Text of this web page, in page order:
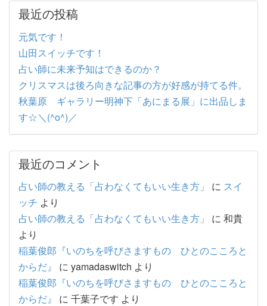
最近の投稿
元気です！
山田スイッチです！
占い師に未来予知はできるのか？
クリスマスは後ろ向きな記事の方が好感が持てる件。
秋葉原 ギャラリー明神下「あにまる展」に出品しま
す☆＼(^o^)／
最近のコメント
占い師の教える「占わなくてもいい生き方」 に スイ
ッチ より
占い師の教える「占わなくてもいい生き方」
に 和貴
より
稲葉俊郎『いのちを呼びさますもの ひとのこころと
からだ』
に yamadaswitch より
稲葉俊郎『いのちを呼びさますもの ひとのこころと
からだ』
に 千葉子です より